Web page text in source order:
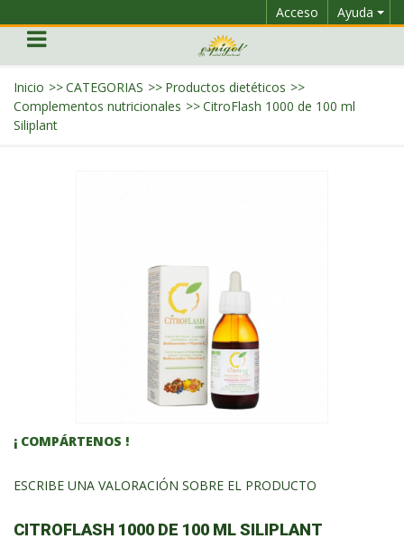
Ayuda
Acceso
Inicio >>CATEGORIAS >> Productos dietéticos >>
Complementos nutricionales >>CitroFlash 1000 de 100 ml
Siliplant
¡ COMPÁRTENOS !
ESCRIBE UNA VALORACIÓN SOBRE EL PRODUCTO
CITROFLASH 1000 DE 100 ML SILIPLANT